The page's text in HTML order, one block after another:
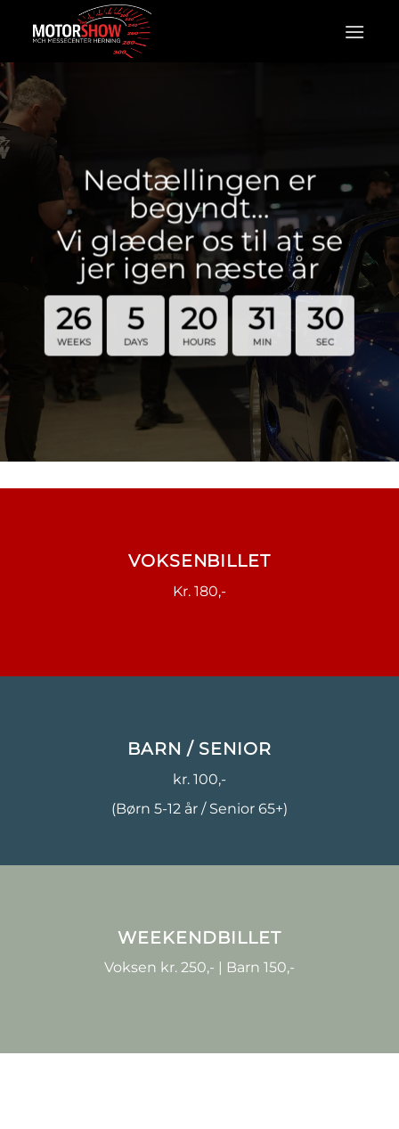
Nedtællingen er
begyndt…
Vi glæder os til at se
jer igen næste år
26
WEEKS
5
DAYS
20
HOURS
31
MIN
30
SEC
VOKSENBILLET
Kr. 180,-
BARN / SENIOR
kr. 100,-
(Børn 5-12 år / Senior 65+)
WEEKENDBILLET
Voksen kr. 250,- | Barn 150,-